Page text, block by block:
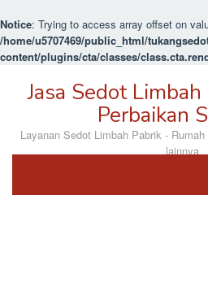
Notice: Trying to access array offset on
/home/u5707469/public_html/
content/plugins/cta/classes/
Jasa Sedot
Perbaikan
Layanan Sedot Limbah Pabrik -
lainnya